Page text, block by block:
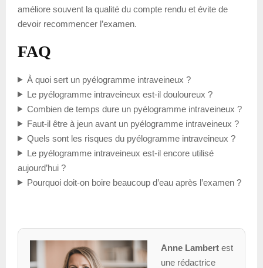
améliore souvent la qualité du compte rendu et évite de
devoir recommencer l’examen.
FAQ
À quoi sert un pyélogramme intraveineux ?
Le pyélogramme intraveineux est-il douloureux ?
Combien de temps dure un pyélogramme intraveineux ?
Faut-il être à jeun avant un pyélogramme intraveineux ?
Quels sont les risques du pyélogramme intraveineux ?
Le pyélogramme intraveineux est-il encore utilisé
aujourd’hui ?
Pourquoi doit-on boire beaucoup d’eau après l’examen ?
Anne Lambertest
une rédactrice